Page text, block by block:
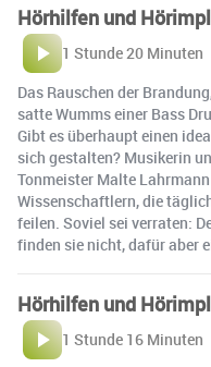
Hörhilfen und
1 Stunde 20 Minuten
Das Rauschen der
satte Wumms einer Bass
Gibt es überhaupt einen
sich gestalten? Musikerin
Tonmeister Malte
Wissenschaftlern, die
feilen. Soviel sei verraten:
finden sie nicht, dafür aber
Hörhilfen und
1 Stunde 16 Minuten